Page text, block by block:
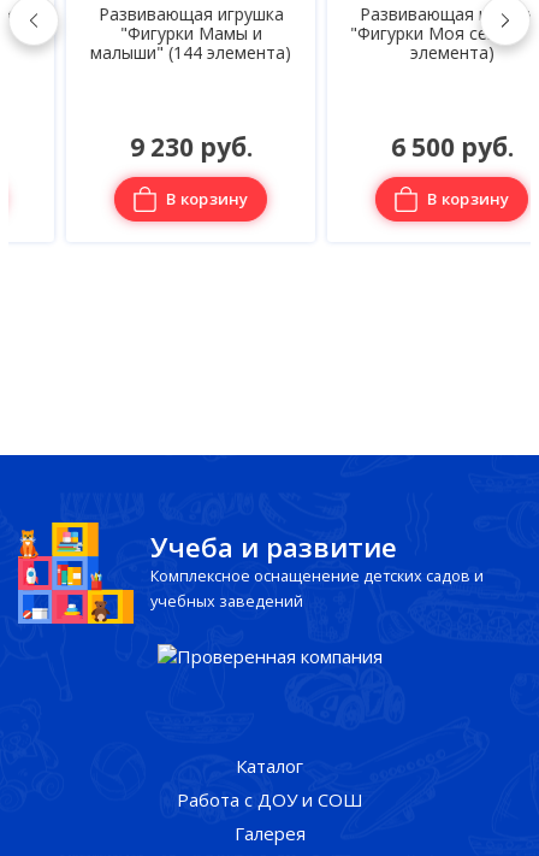
Развивающая игрушка
"Фигурки Мамы и
малыши" (144 элемента)
9 230 руб.
В корзину
Развивающая игрушка
"Фигурки Моя семья" (72
элемента)
6 500 руб.
В корзину
Учеба и развитие
Комплексное оснащенение детских садов и
учебных заведений
Каталог
Работа с ДОУ и СОШ
Галерея